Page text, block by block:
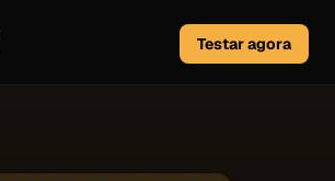
Testar agora